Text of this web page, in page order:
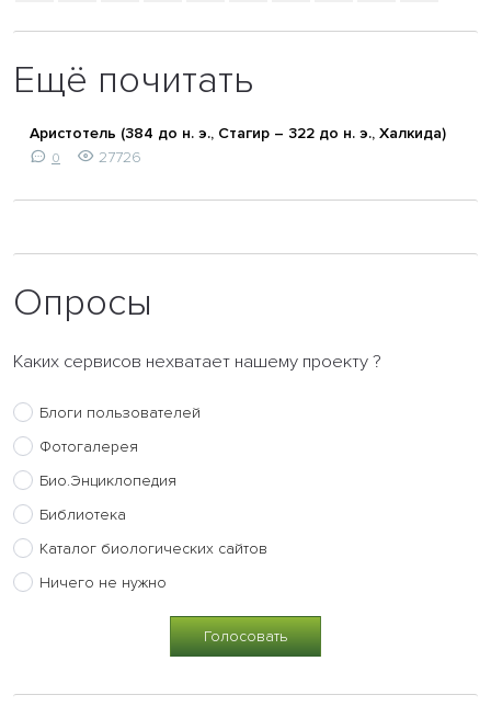
Ещё почитать
Аристотель (384 до н. э., Стагир – 322 до н. э., Халкида)
0 27726
Опросы
Каких сервисов нехватает нашему проекту ?
Блоги пользователей
Фотогалерея
Био.Энциклопедия
Библиотека
Каталог биологических сайтов
Ничего не нужно